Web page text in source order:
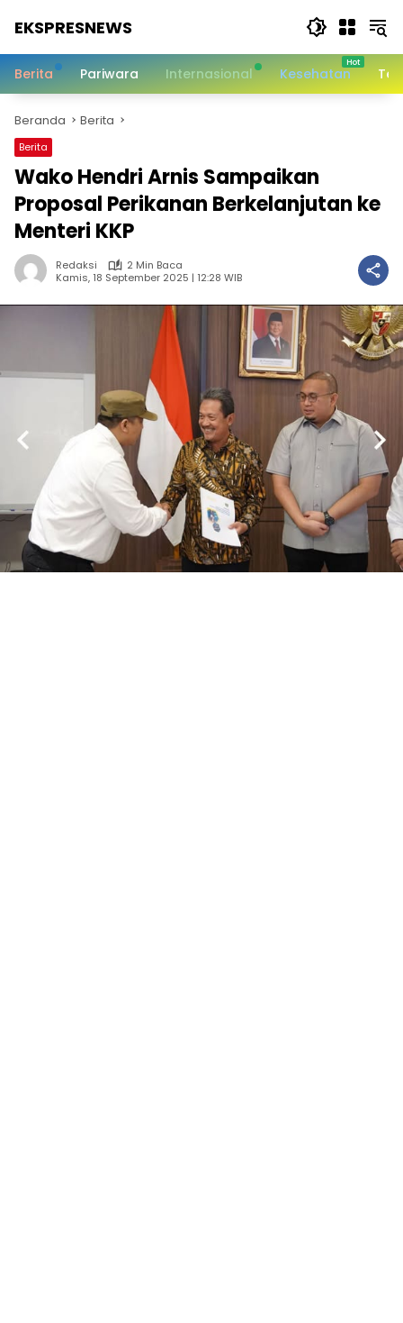
EKSPRESNEWS
Dalam
Berita Pariwara Internasional Kesehatan
Beranda Berita
Berita
Wako Hendri Arnis Sampaikan
Proposal Perikanan Berkelanjutan ke
Menteri KKP
Redaksi
2 Min Baca
Kamis, 18 September 2025 | 12:28 WIB